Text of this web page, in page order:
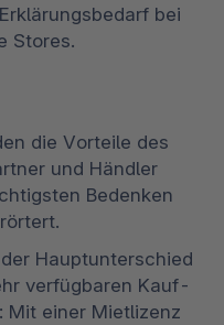
bei
Stores.
die Vorteile des
und Händler
Bedenken
Hauptunterschied
verfügbaren Kauf-
Mit einer Mietlizenz